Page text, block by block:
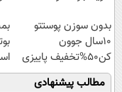
ویژه
بدون سوزن پوستتو
10سال جوون
کن50%تخفیف پاییزی
مطالب پیشنهادی